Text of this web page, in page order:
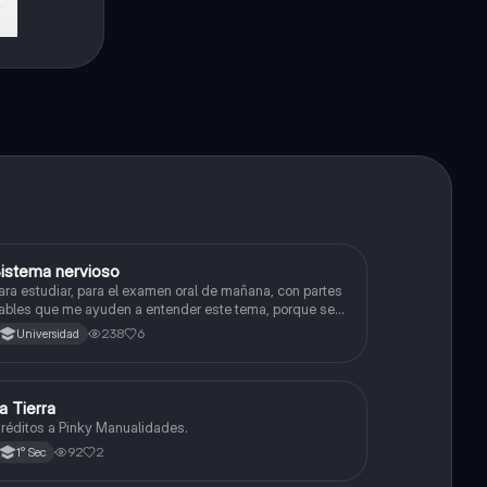
Biología nervioso
estudiar, para el examen oral de mañana, con partes
que me ayuden a entender este tema, porque se
me complica un poco ya que el tema es muy extenso y
quisiera poder lograr entenderlo mucho mejor con ayuda
Universidad 238 6
Biología
Tierra
a Pinky Manualidades.
1° Sec 92 2